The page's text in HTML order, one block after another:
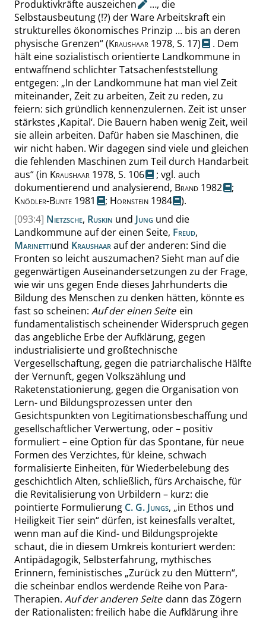
Produktivkräfteauszeichen
…, die
Selbstausbeutung (!?) der Ware Arbeitskraft ein
strukturelles ökonomisches Prinzip … bis an deren
physische Grenzen“(Kraushaar 1978, S. 17)
. Dem
hält eine sozialistisch orientierte Landkommune in
entwaffnend schlichter Tatsachenfeststellung
entgegen: „In der Landkommune hat man viel Zeit
miteinander, Zeit zu arbeiten, Zeit zu reden, zu
feiern: sich gründlich kennenzulernen. Zeit ist unser
stärkstes ‚Kapital‘. Die Bauern haben wenig Zeit, weil
sie allein arbeiten. Dafür haben sie Maschinen, die
wir nicht haben. Wir dagegen sind viele und gleichen
die fehlenden Maschinen zum Teil durch Handarbeit
aus“(in Kraushaar 1978, S. 106
; vgl. auch
dokumentierend und analysierend, Brand 1982
;
Knödler-Bunte 1981 ; Hornstein1984
).
[093:4] Nietzsche, Ruskin und Jung und die
Landkommuneauf der einen Seite, Freud,
Marinettiund Kraushaarauf der anderen: Sind die
Fronten so leicht auszumachen? Sieht man auf die
gegenwärtigen Auseinandersetzungen zu der Frage,
wie wir uns gegen Ende dieses Jahrhunderts die
Bildung des Menschen zu denken hätten, könnte es
fast so scheinen: Auf der einen Seite ein
fundamentalistisch scheinender Widerspruch gegen
das angebliche Erbe der Aufklärung, gegen
industrialisierte und großtechnische
Vergesellschaftung, gegen die patriarchalische Hälfte
der Vernunft, gegen Volkszählung und
Raketenstationierung, gegen die Organisation von
Lern- und Bildungsprozessen unter den
Gesichtspunkten von Legitimationsbeschaffung und
gesellschaftlicher Verwertung, oder – positiv
formuliert – eine Option für das Spontane, für neue
Formen des Verzichtes, für kleine, schwach
formalisierte Einheiten, für Wiederbelebung des
geschichtlich Alten, schließlich, fürs Archaische, für
die Revitalisierung von Urbildern – kurz: die
pointierte Formulierung C. G. Jungs, „in Ethos und
Heiligkeit Tier sein“dürfen, ist keinesfalls veraltet,
wenn man auf die Kind- und Bildungsprojekte
schaut, die in diesem Umkreis konturiert werden:
Antipädagogik, Selbsterfahrung, mythisches
Erinnern, feministisches „Zurück zu den Müttern“,
die scheinbar endlos werdende Reihe von Para-
Therapien. Auf der anderen Seite dann das Zögern
der Rationalisten: freilich habedie Aufklärung ihre